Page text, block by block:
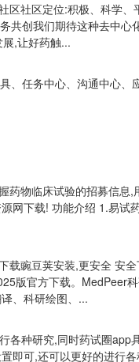
区社区定位:积极、科学、
共创我们期待这种去中心
,让好药触...
、任务中心、沟通中心、
药物临床试验的招募信息,
网下载! 功能介绍 1.易试
载豌豆荚安装,更安全 安
版官方下载。MedPeer
、科研绘图、...
各种研究,同时药试圈app
即可,还可以更好的进行